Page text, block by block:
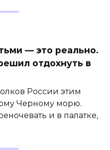
— это реально.
отдохнуть в
России этим
Черному морю.
и в палатке,